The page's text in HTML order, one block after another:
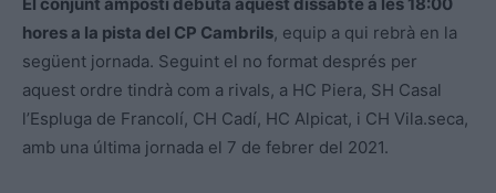
hores a la pista del CP Cambrils, equip a qui rebrà en la
següent jornada. Seguint el no format després per
aquest ordre tindrà com a rivals, a HC Piera, SH Casal
l’Espluga de Francolí, CH Cadí, HC Alpicat, i CH Vila.seca,
amb una última jornada el 7 de febrer del 2021.